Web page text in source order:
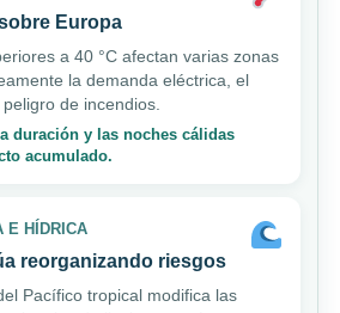
Europa
a 40 °C afectan varias zonas
la demanda eléctrica, el
de incendios.
duración y las noches cálidas
acumulado.
E HÍDRICA
reorganizando riesgos
Pacífico tropical modifica las